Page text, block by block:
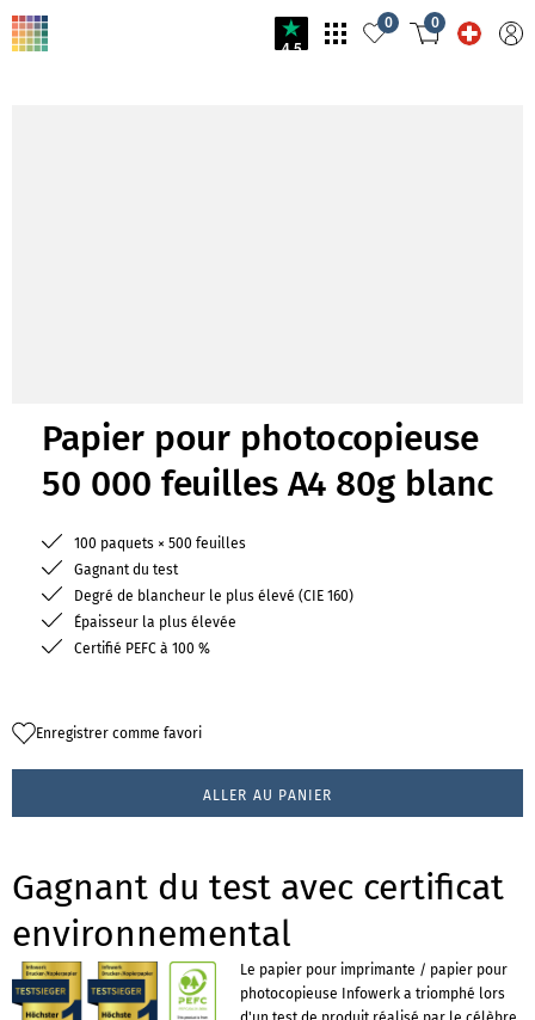
4.5
0 0
Papier pour photocopieuse
50 000 feuilles A4 80g blanc
100 paquets × 500 feuilles
Gagnant du test
Degré de blancheur le plus élevé (CIE 160)
Épaisseur la plus élevée
Certifié PEFC à 100 %
Enregistrer comme favori
ALLER AU PANIER
Gagnant du test avec certificat
environnemental
Le papier pour imprimante / papier pour
photocopieuse Infowerk a triomphé lors